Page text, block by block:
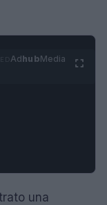
AdhubMedia
una